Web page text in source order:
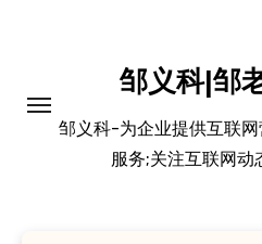
邹义科|邹
邹义科-为企业提供互联网
服务;关注互联网动